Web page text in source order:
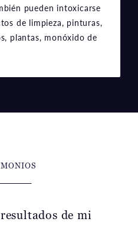
pueden intoxicarse
de limpieza, pinturas,
plantas, monóxido de
de mi